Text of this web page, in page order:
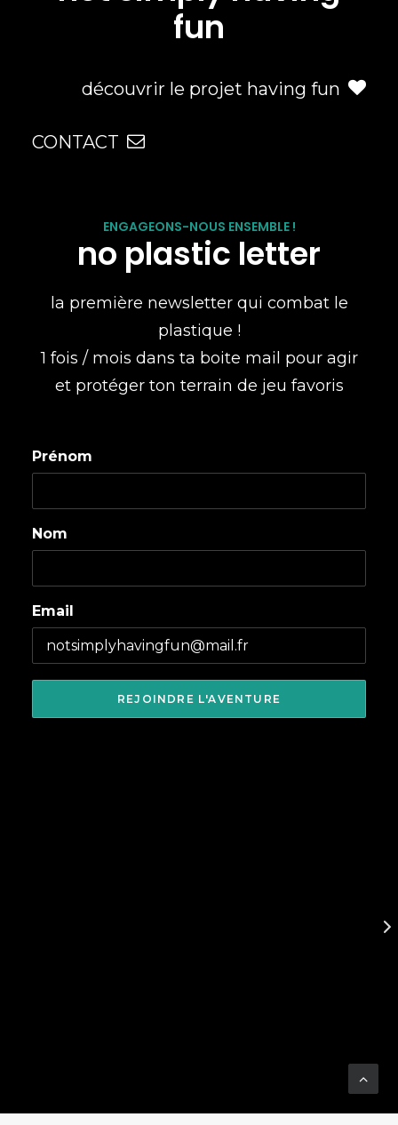
fun
découvrir le projet having fun
CONTACT
ENGAGEONS-NOUS ENSEMBLE !
no plastic letter
la première newsletter qui combat le
plastique !
1 fois / mois dans ta boite mail pour agir
et protéger ton terrain de jeu favoris
Prénom
Nom
Email